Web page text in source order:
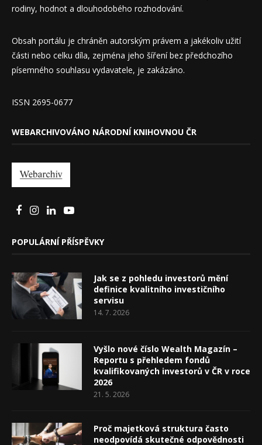
rodiny, hodnot a dlouhodobého rozhodování.
Obsah portálu je chráněn autorským právem a jakékoliv užití
části nebo celku díla, zejména jeho šíření bez předchozího
písemného souhlasu vydavatele, je zakázáno.
ISSN 2695-0677
WEBARCHIVOVÁNO NÁRODNÍ KNIHOVNOU ČR
POPULÁRNÍ PŘÍSPĚVKY
Jak se z pohledu investorů mění
definice kvalitního investičního
servisu
14. 7. 2026
Vyšlo nové číslo Wealth Magazín –
Reportu s přehledem fondů
kvalifikovaných investorů v ČR v roce
2026
21. 5. 2026
Proč majetková struktura často
neodpovídá skutečné odpovědnosti